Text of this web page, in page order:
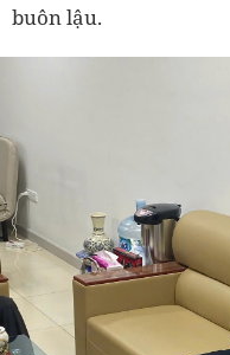
buôn lậu.